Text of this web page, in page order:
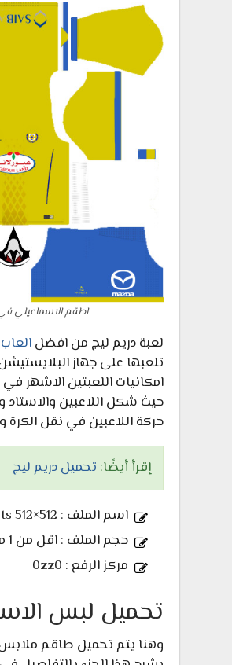
اطقم الاسماعيلي في
لعبة دريم ليج من افضل
امكانيات اللعبتين الاشهر
حيث شكل اللاعبين والاستاد
حركة اللاعبين في نقل الكرة
إقرأ أيضًا: تحميل دريم ليج
اسم الملف : 512×512 kits الاسماعيلي 2019
حجم الملف : اقل من 1 ميجا بايت
مركز الرفع : 0zz0
تحميل لبس
وهنا يتم تحميل طاقم